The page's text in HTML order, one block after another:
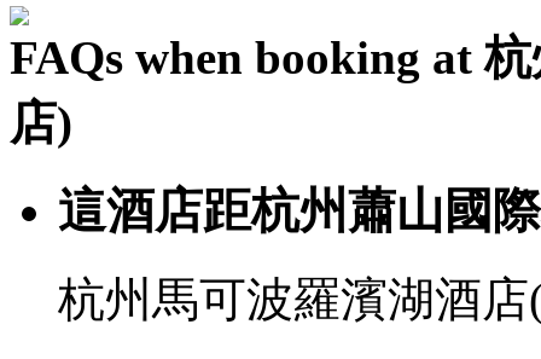
FAQs when booking at
店)
這酒店距杭州蕭山國
杭州馬可波羅濱湖酒